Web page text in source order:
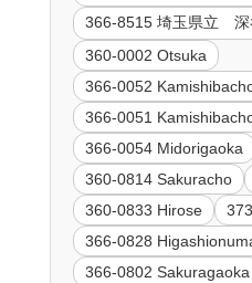
366-8515 埼玉県立 深
360-0002 Otsuka
366-0052
366-0051
366-0054 Midorigaoka
360-0814 Sakuracho
360-0833 Hirose
366-0828
366-0802 Sakuragaoka